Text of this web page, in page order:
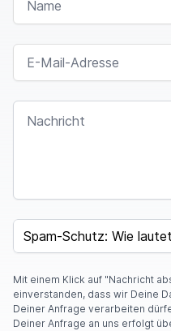
E-MAIL-ADRESSE
NACHRICHT
SPAM CAPTCHA
Mit einem Klick auf "Nachricht
einverstanden, dass wir Deine
Deiner Anfrage verarbeiten
Deiner Anfrage an uns erfolgt